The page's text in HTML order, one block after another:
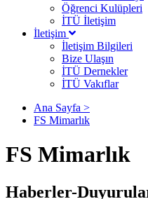
Öğrenci Kulüpleri
İTÜ İletişim
İletişim
İletişim Bilgileri
Bize Ulaşın
İTÜ Dernekler
İTÜ Vakıflar
Ana Sayfa >
FS Mimarlık
FS Mimarlık
Haberler-